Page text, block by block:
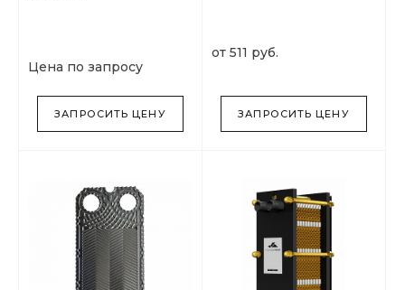
Цена по запросу
ЗАПРОСИТЬ ЦЕНУ
от 511 руб.
ЗАПРОСИТЬ ЦЕНУ